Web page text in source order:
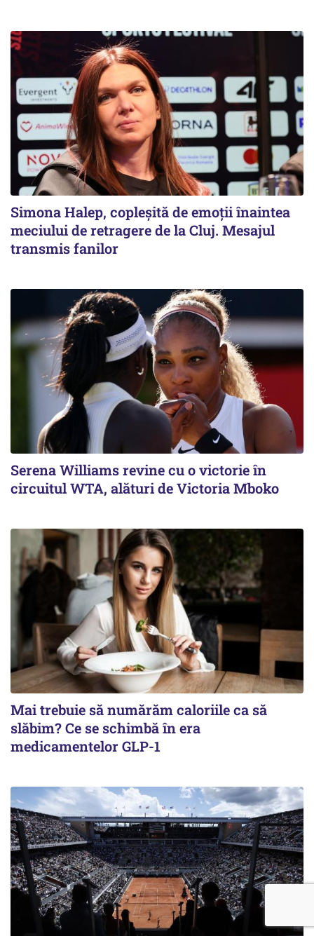
Simona Halep, copleșită de emoții înaintea
meciului de retragere de la Cluj. Mesajul
transmis fanilor
Serena Williams revine cu o victorie în
circuitul WTA, alături de Victoria Mboko
Mai trebuie să numărăm caloriile ca să
slăbim? Ce se schimbă în era
medicamentelor GLP-1